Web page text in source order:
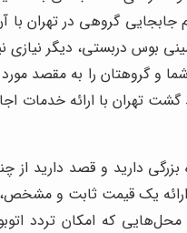
گروهی در تهران با
بوس دربستی، دیگر نیازی
گروهتان را به مقصد
تهران با ارائه خدمات
دارید و قصد دارید از
ارائه یک قیمت ثابت و
که امکان تردد